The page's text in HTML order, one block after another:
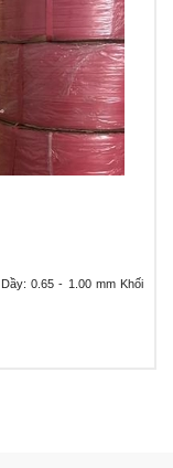
0.65 - 1.00 mm Khối